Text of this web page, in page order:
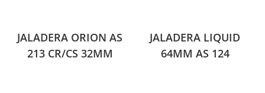
JALADERA ORION AS
213 CR/CS 32MM
JALADERA LIQUID
64MM AS 124